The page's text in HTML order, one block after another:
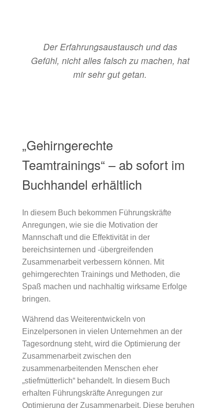
Der Erfahrungsaustausch und das
Gefühl, nicht alles falsch zu machen, hat
mir sehr gut getan.
„Gehirngerechte
Teamtrainings“ – ab sofort im
Buchhandel erhältlich
In diesem Buch bekommen Führungskräfte
Anregungen, wie sie die Motivation der
Mannschaft und die Effektivität in der
bereichsinternen und -übergreifenden
Zusammenarbeit verbessern können. Mit
gehirngerechten Trainings und Methoden, die
Spaß machen und nachhaltig wirksame Erfolge
bringen.
Während das Weiterentwickeln von
Einzelpersonen in vielen Unternehmen an der
Tagesordnung steht, wird die Optimierung der
Zusammenarbeit zwischen den
zusammenarbeitenden Menschen eher
„stiefmütterlich“ behandelt. In diesem Buch
erhalten Führungskräfte Anregungen zur
Optimierung der Zusammenarbeit. Diese beruhen